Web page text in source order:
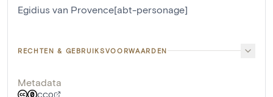
Egidius van Provence[abt-personage]
RECHTEN & GEBRUIKSVOORWAARDEN
Metadata
CC0